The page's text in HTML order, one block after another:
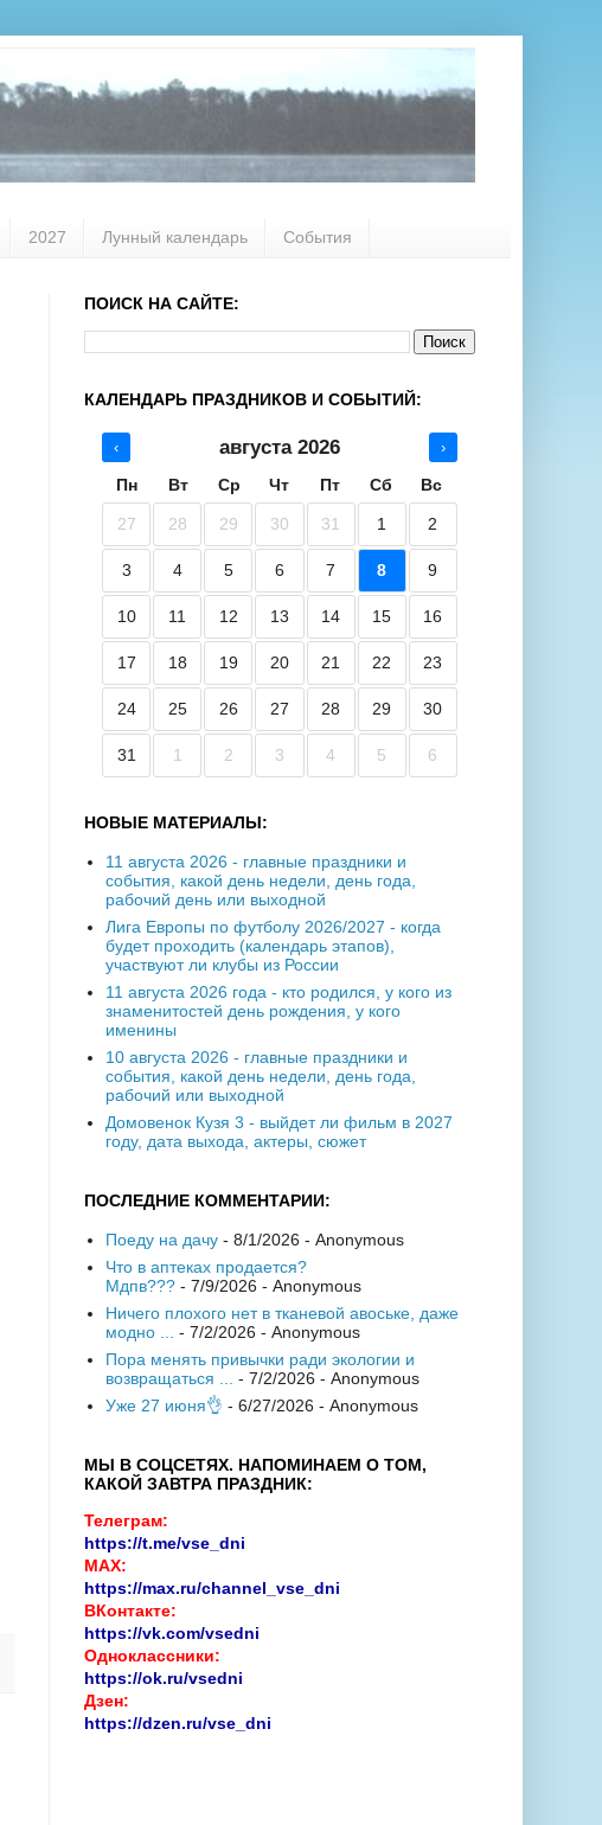
2027 Лунный календарь События
ПОИСК НА САЙТЕ:
КАЛЕНДАРЬ ПРАЗДНИКОВ И СОБЫТИЙ:
‹ августа 2026 ›
Пн Вт Ср Чт Пт Сб Вс
27 28 29 30 31 1 2
3 4 5 6 7 8 9
10 11 12 13 14 15 16
17 18 19 20 21 22 23
24 25 26 27 28 29 30
31 1 2 3 4 5 6
НОВЫЕ МАТЕРИАЛЫ:
11 августа 2026 - главные праздники и
события, какой день недели, день года,
рабочий день или выходной
Лига Европы по футболу 2026/2027 - когда
будет проходить (календарь этапов),
участвуют ли клубы из России
11 августа 2026 года - кто родился, у кого из
знаменитостей день рождения, у кого
именины
10 августа 2026 - главные праздники и
события, какой день недели, день года,
рабочий или выходной
Домовенок Кузя 3 - выйдет ли фильм в 2027
году, дата выхода, актеры, сюжет
ПОСЛЕДНИЕ КОММЕНТАРИИ:
Поеду на дачу- 8/1/2026 - Anonymous
Что в аптеках продается?
Мдпв???- 7/9/2026 - Anonymous
Ничего плохого нет в тканевой авоське, даже
модно ... - 7/2/2026 - Anonymous
Пора менять привычки ради экологии и
возвращаться ... - 7/2/2026 - Anonymous
Уже 27 июня👌 - 6/27/2026 - Anonymous
МЫ В СОЦСЕТЯХ. НАПОМИНАЕМ О ТОМ,
КАКОЙ ЗАВТРА ПРАЗДНИК:
Телеграм:
https://t.me/vse_dni
MAX:
https://max.ru/channel_vse_dni
ВКонтакте:
https://vk.com/vsedni
Одноклассники:
https://ok.ru/vsedni
Дзен:
https://dzen.ru/vse_dni